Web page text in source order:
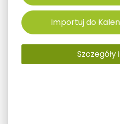
Importuj do
Szczegóły